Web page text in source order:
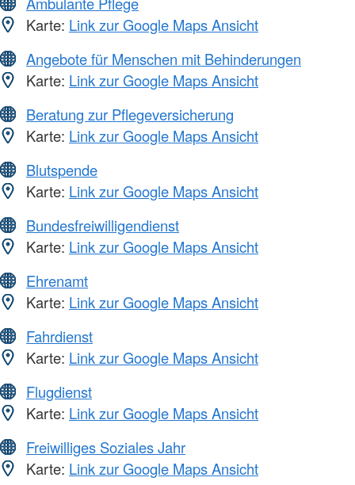
Karte: Link zur Google Maps Ansicht
Angebote für Menschen mit Behinderungen
Karte: Link zur Google Maps Ansicht
Beratung zur Pflegeversicherung
Karte: Link zur Google Maps Ansicht
Blutspende
Karte: Link zur Google Maps Ansicht
Bundesfreiwilligendienst
Karte: Link zur Google Maps Ansicht
Ehrenamt
Karte: Link zur Google Maps Ansicht
Fahrdienst
Karte: Link zur Google Maps Ansicht
Flugdienst
Karte: Link zur Google Maps Ansicht
Freiwilliges Soziales Jahr
Karte: Link zur Google Maps Ansicht